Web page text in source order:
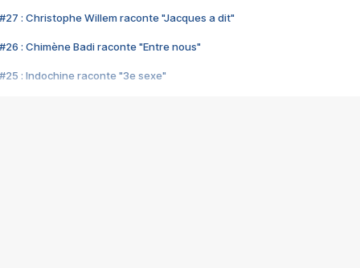
#27 : Christophe Willem raconte "Jacques a dit"
#26 : Chimène Badi raconte "Entre nous"
#25 : Indochine raconte "3e sexe"